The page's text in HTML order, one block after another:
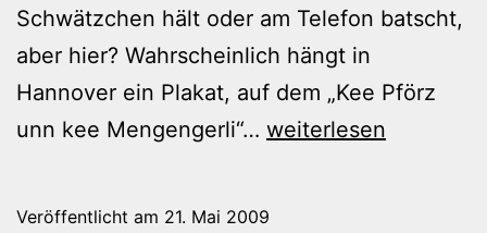
Schwätzchen hält oder am Telefon batscht,
aber hier? Wahrscheinlich hängt in
Hannover ein Plakat, auf dem „Kee Pförz
unn kee Mengengerli“… Logistikfehler?
weiterlesen
Veröffentlicht am 21. Mai 2009